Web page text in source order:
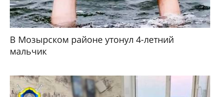
В Мозырском районе утонул 4-летний
мальчик